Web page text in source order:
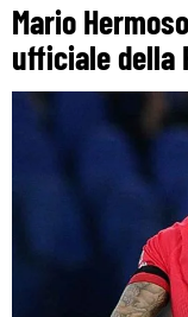
Mario
ufficiale della